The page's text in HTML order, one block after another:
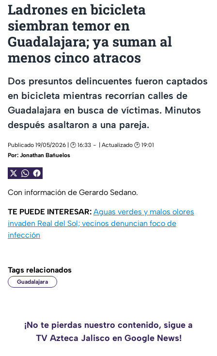
Ladrones en bicicleta
siembran temor en
Guadalajara; ya suman al
menos cinco atracos
Dos presuntos delincuentes fueron captados
en bicicleta mientras recorrían calles de
Guadalajara en busca de víctimas. Minutos
después asaltaron a una pareja.
Publicado 19/05/2026 | 🕑 16:33
| Actualizado 🕑 19:01
Por: Jonathan Bañuelos
Con información de Gerardo Sedano.
TE PUEDE INTERESAR: Aguas verdes y malos olores
invaden Real del Sol; vecinos denuncian foco de
infección
Tags relacionados
Guadalajara
¡No te pierdas nuestro contenido, sigue a
TV Azteca Jalisco en Google News!